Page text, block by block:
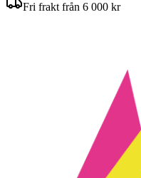
Fri frakt från 6 000 kr